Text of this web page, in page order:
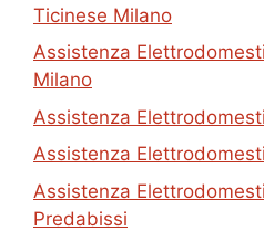
Ticinese Milano
Assistenza
Milano
Assistenza
Assistenza
Assistenza
Predabissi